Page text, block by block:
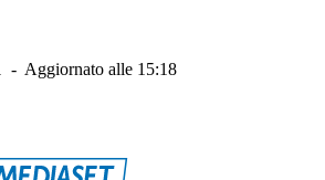
- Aggiornato alle 15:18